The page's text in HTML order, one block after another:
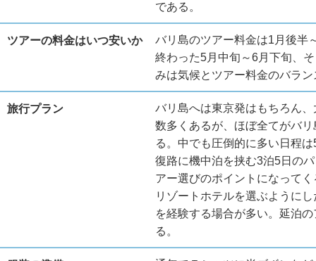
である。
ツアーの料金はいつ安いか
バリ島のツアー料金は1月後半
終わった5月中旬～6月下旬、
みは気候とツアー料金のバラ
旅行プラン
バリ島へは東京発はもちろん
数多くあるが、ほぼ全てがバ
る。中でも圧倒的に多い日程
復路に機中泊を挟む3泊5日の
アー選びのポイントになって
リゾートホテルを選ぶように
を経験する場合が多い。延泊
る。